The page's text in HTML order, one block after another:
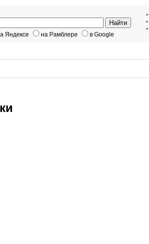
"
"
"
Яндексе на Рамблере в Google